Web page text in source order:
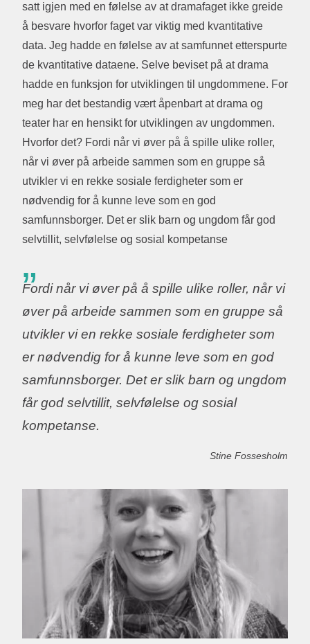
satt igjen med en følelse av at dramafaget ikke greide
å besvare hvorfor faget var viktig med kvantitative
data. Jeg hadde en følelse av at samfunnet etterspurte
de kvantitative dataene. Selve beviset på at drama
hadde en funksjon for utviklingen til ungdommene. For
meg har det bestandig vært åpenbart at drama og
teater har en hensikt for utviklingen av ungdommen.
Hvorfor det? Fordi når vi øver på å spille ulike roller,
når vi øver på arbeide sammen som en gruppe så
utvikler vi en rekke sosiale ferdigheter som er
nødvendig for å kunne leve som en god
samfunnsborger. Det er slik barn og ungdom får god
selvtillit, selvfølelse og sosial kompetanse
Fordi når vi øver på å spille ulike roller, når vi
øver på arbeide sammen som en gruppe så
utvikler vi en rekke sosiale ferdigheter som
er nødvendig for å kunne leve som en god
samfunnsborger. Det er slik barn og ungdom
får god selvtillit, selvfølelse og sosial
kompetanse.
Stine Fossesholm